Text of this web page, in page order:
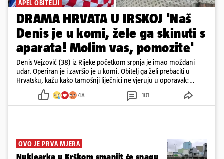
APEL OBITELJI
DRAMA HRVATA U IRSKOJ 'Naš
Denis je u komi, žele ga skinuti s
aparata! Molim vas, pomozite'
Denis Vejzović (38) iz Rijeke početkom srpnja je imao moždani
udar. Operiran je i završio je u komi. Obitelj ga želi prebaciti u
Hrvatsku, kažu kako tamošnji liječnici ne vjeruju u oporavak:
'Imamo 72 sata'
48 101
OVO JE PRVA MJERA